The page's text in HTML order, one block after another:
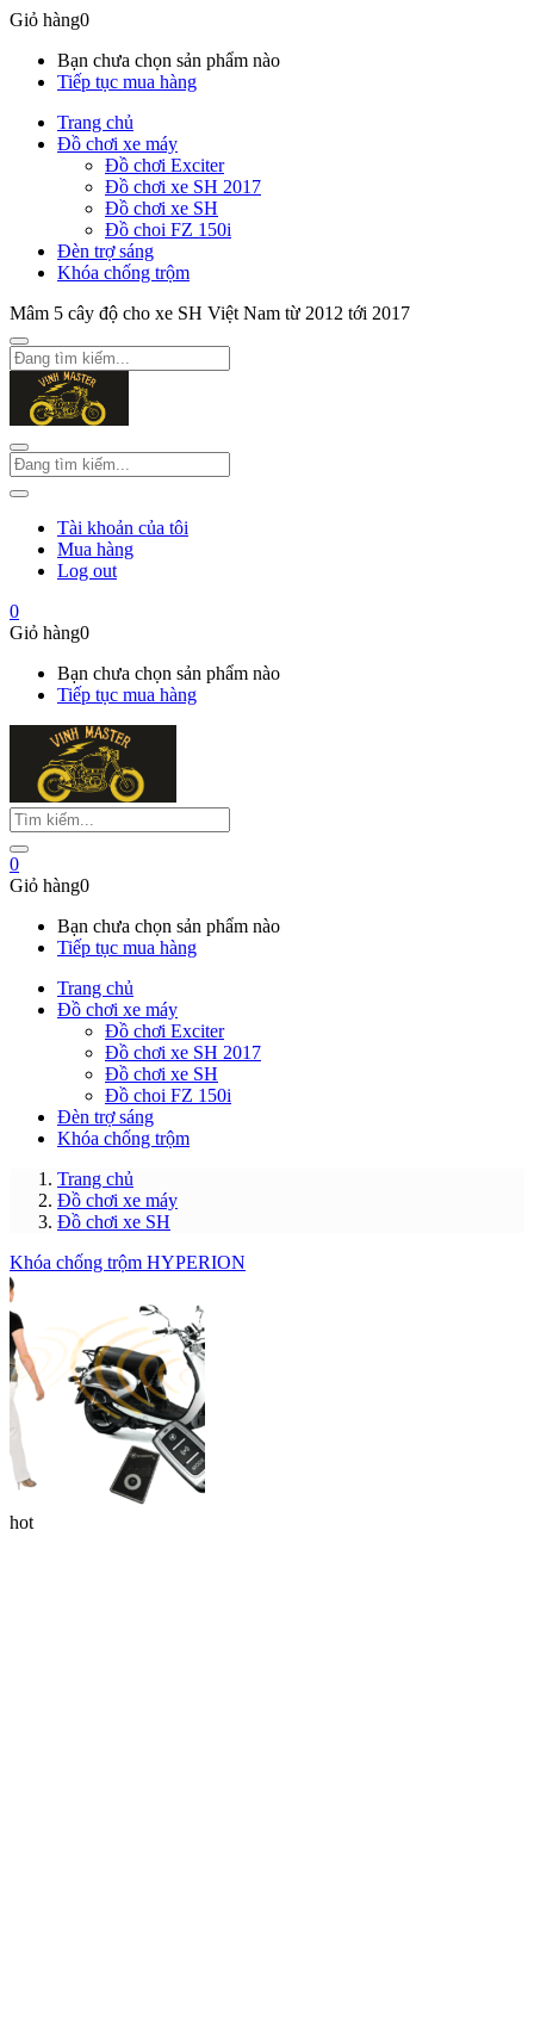
Giỏ hàng0
Bạn chưa chọn sản phẩm nào
Tiếp tục mua hàng
Trang chủ
Đồ chơi xe máy
Đồ chơi Exciter
Đồ chơi xe SH 2017
Đồ chơi xe SH
Đồ choi FZ 150i
Đèn trợ sáng
Khóa chống trộm
Mâm 5 cây độ cho xe SH Việt Nam từ 2012 tới 2017
Tài khoản của tôi
Mua hàng
Log out
0
Giỏ hàng0
Bạn chưa chọn sản phẩm nào
Tiếp tục mua hàng
0
Giỏ hàng0
Bạn chưa chọn sản phẩm nào
Tiếp tục mua hàng
Trang chủ
Đồ chơi xe máy
Đồ chơi Exciter
Đồ chơi xe SH 2017
Đồ chơi xe SH
Đồ choi FZ 150i
Đèn trợ sáng
Khóa chống trộm
Trang chủ
Đồ chơi xe máy
Đồ chơi xe SH
Khóa chống trộm HYPERION
hot